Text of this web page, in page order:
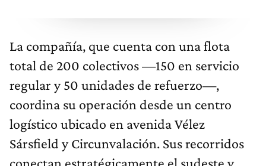
La compañía, que cuenta con una flota
total de 200 colectivos —150 en servicio
regular y 50 unidades de refuerzo—,
coordina su operación desde un centro
logístico ubicado en avenida Vélez
Sársfield y Circunvalación. Sus recorridos